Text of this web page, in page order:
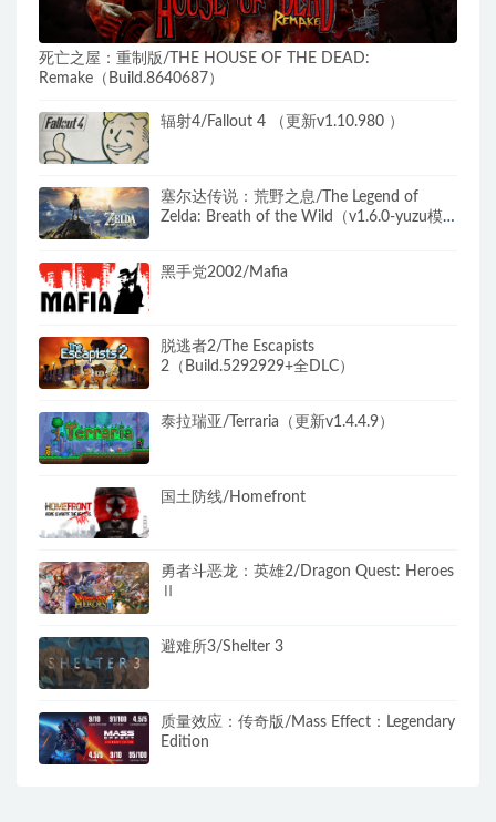
死亡之屋：重制版/THE HOUSE OF THE DEAD:
Remake（Build.8640687）
辐射4/Fallout 4 （更新v1.10.980 ）
塞尔达传说：荒野之息/The Legend of
Zelda: Breath of the Wild（v1.6.0-yuzu模
黑手党2002/Mafia
脱逃者2/The Escapists
2（Build.5292929+全DLC）
泰拉瑞亚/Terraria（更新v1.4.4.9）
国土防线/Homefront
勇者斗恶龙：英雄2/Dragon Quest: Heroes
避难所3/Shelter 3
质量效应：传奇版/Mass Effect：Legendary
Edition